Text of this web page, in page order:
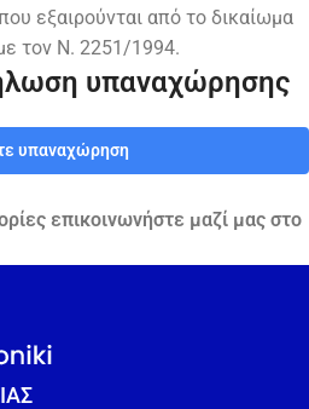
εξαιρούνται από το δικαίωμα
τον Ν. 2251/1994.
υπαναχώρησης
υπαναχώρηση
επικοινωνήστε μαζί μας στο